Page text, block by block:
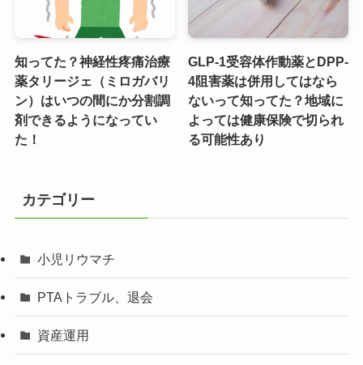
知ってた？神経性疼痛治療
薬タリージェ（ミロガバリ
ン）はいつの間にか分割調
剤できるようになってい
た！
GLP-1受容体作動薬とDPP-
4阻害薬は併用してはなら
ないって知ってた？地域に
よっては健康保険で切られ
る可能性あり
カテゴリー
小児リウマチ
PTAトラブル、退会
資産運用